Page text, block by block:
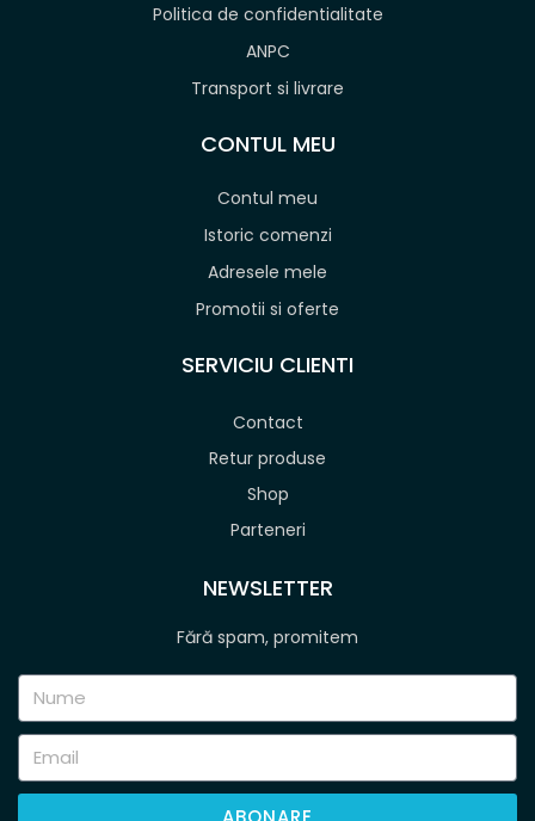
Politica de confidentialitate
ANPC
Transport si livrare
CONTUL MEU
Contul meu
Istoric comenzi
Adresele mele
Promotii si oferte
SERVICIU CLIENTI
Contact
Retur produse
Shop
Parteneri
NEWSLETTER
Fără spam, promitem